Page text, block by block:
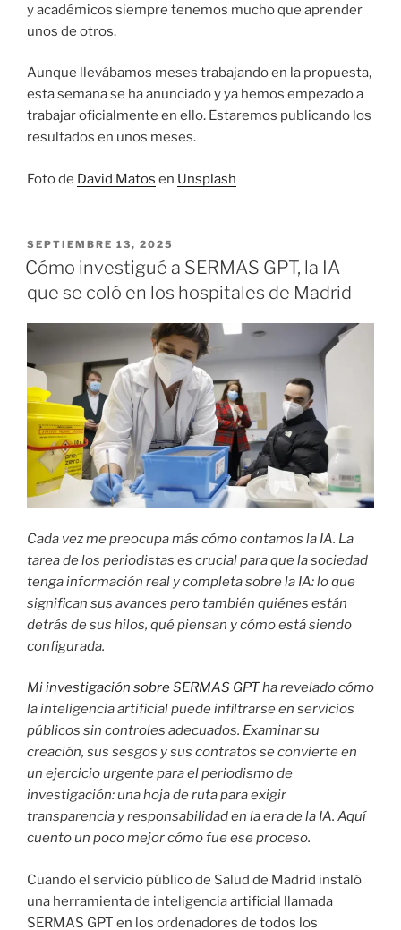
y académicos siempre tenemos mucho que aprender
unos de otros.
Aunque llevábamos meses trabajando en la propuesta,
esta semana se ha anunciado y ya hemos empezado a
trabajar oficialmente en ello. Estaremos publicando los
resultados en unos meses.
Foto de David Matos en Unsplash
PUBLICADO
EL
SEPTIEMBRE 13, 2025
Cómo investigué a SERMAS GPT, la IA
que se coló en los hospitales de Madrid
Cada vez me preocupa más cómo contamos la IA. La
tarea de los periodistas es crucial para que la sociedad
tenga información real y completa sobre la IA: lo que
significan sus avances pero también quiénes están
detrás de sus hilos, qué piensan y cómo está siendo
configurada.
Miinvestigación sobre SERMAS GPTha revelado cómo
la inteligencia artificial puede infiltrarse en servicios
públicos sin controles adecuados. Examinar su
creación, sus sesgos y sus contratos se convierte en
un ejercicio urgente para el periodismo de
investigación: una hoja de ruta para exigir
transparencia y responsabilidad en la era de la IA. Aquí
cuento un poco mejor cómo fue ese proceso.
Cuando el servicio público de Salud de Madrid instaló
una herramienta de inteligencia artificial llamada
SERMAS GPT en los ordenadores de todos los